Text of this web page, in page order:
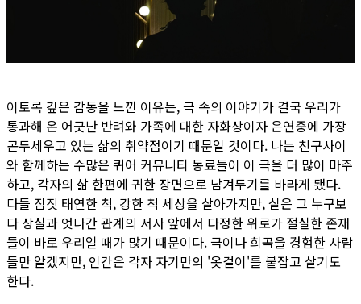
이토록 깊은 감동을 느낀 이유는, 극 속의 이야기가 결국 우리가
통과해 온 어긋난 반려와 가족에 대한 자화상이자 은연중에 가장
곤두세우고 있는 삶의 취약점이기 때문일 것이다. 나는 친구사이
와 함께하는 수많은 퀴어 커뮤니티 동료들이 이 극을 더 많이 마주
하고, 각자의 삶 한편에 귀한 장면으로 남겨두기를 바라게 됐다.
다들 짐짓 태연한 척, 강한 척 세상을 살아가지만, 실은 그 누구보
다 상실과 엇나간 관계의 서사 앞에서 다정한 위로가 절실한 존재
들이 바로 우리일 때가 많기 때문이다. 극이나 희곡을 경험한 사람
들만 알겠지만, 인간은 각자 자기만의 '옷걸이'를 붙잡고 살기도
한다.